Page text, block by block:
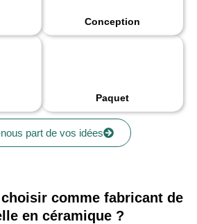
Conception
Paquet
part de vos idées
comme fabricant de
en céramique ?